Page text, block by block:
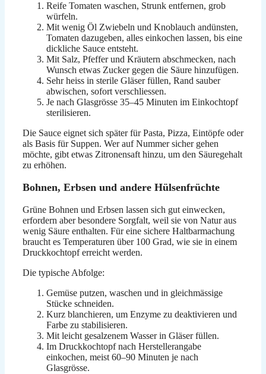
Reife Tomaten waschen, Strunk entfernen, grob
würfeln.
Mit wenig Öl Zwiebeln und Knoblauch andünsten,
Tomaten dazugeben, alles einkochen lassen, bis eine
dickliche Sauce entsteht.
Mit Salz, Pfeffer und Kräutern abschmecken, nach
Wunsch etwas Zucker gegen die Säure hinzufügen.
Sehr heiss in sterile Gläser füllen, Rand sauber
abwischen, sofort verschliessen.
Je nach Glasgrösse 35–45 Minuten im Einkochtopf
sterilisieren.
Die Sauce eignet sich später für Pasta, Pizza, Eintöpfe oder
als Basis für Suppen. Wer auf Nummer sicher gehen
möchte, gibt etwas Zitronensaft hinzu, um den Säuregehalt
zu erhöhen.
Bohnen, Erbsen und andere Hülsenfrüchte
Grüne Bohnen und Erbsen lassen sich gut einwecken,
erfordern aber besondere Sorgfalt, weil sie von Natur aus
wenig Säure enthalten. Für eine sichere Haltbarmachung
braucht es Temperaturen über 100 Grad, wie sie in einem
Druckkochtopf erreicht werden.
Die typische Abfolge:
Gemüse putzen, waschen und in gleichmässige
Stücke schneiden.
Kurz blanchieren, um Enzyme zu deaktivieren und
Farbe zu stabilisieren.
Mit leicht gesalzenem Wasser in Gläser füllen.
Im Druckkochtopf nach Herstellerangabe
einkochen, meist 60–90 Minuten je nach
Glasgrösse.